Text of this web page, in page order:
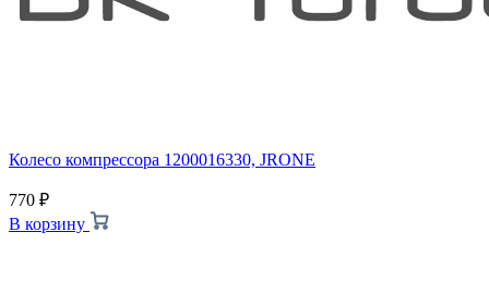
Колесо компрессора 1200016330, JRONE
770 ₽
В корзину